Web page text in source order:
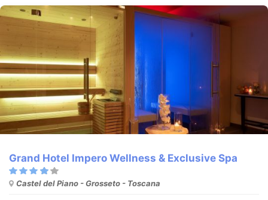
Grand Hotel Impero Wellness & Exclusive Spa
Castel del Piano - Grosseto - Toscana